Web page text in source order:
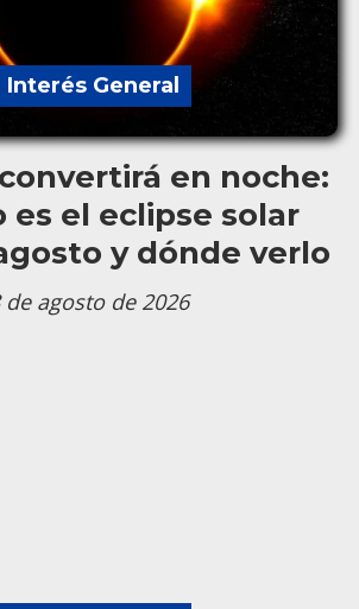
en noche:
es el eclipse solar
y dónde verlo
Interés General
de agosto de 2026